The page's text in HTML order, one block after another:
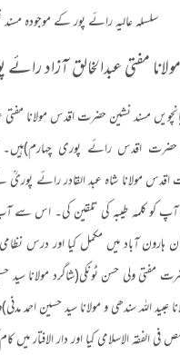
سلسلہ عاليہ رائے پور کے موجودہ مسند
مفتی عبدالخالق آزاد رائے
مسند نشین حضرت اقدس مولانا
حضرت اقدس رائے پوری چہارم)
مولانا شاہ عبد القادر رائے
کو کلمہ طیبہ کی تلقین کی۔ اس سے
ہارون آباد میں مکمل کیا اور درس
مفتی ولی حسن ٹونکی(شاگرد مولانا سید
عبید اللہ سندھی و مولانا سید حسین احمد مدنی)
الفقہ الاسلامی کیا اور دار الافتار میں